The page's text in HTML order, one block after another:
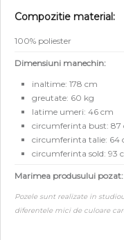
Compozitie material:
100% poliester
Dimensiuni manechin:
inaltime: 178 cm
greutate: 60 kg
latime umeri: 46 cm
circumferinta bust: 87
circumferinta talie: 64
circumferinta sold: 93
Marimea produsului pozat:
Pozele sunt realizate in
diferentele mici de culoare